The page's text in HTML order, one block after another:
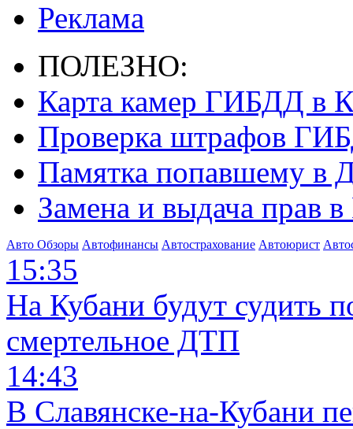
Реклама
ПОЛЕЗНО:
Карта камер ГИБДД в
Проверка штрафов
Памятка попавшему в
Замена и выдача прав
Авто Обзоры Автофинансы Автострахование Автоюрист
15:35
На Кубани будут судить
смертельное ДТП
14:43
В Славянске-на-Кубани